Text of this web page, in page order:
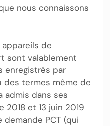
nous connaissons
appareils de
sont valablement
enregistrés par
des termes même de
admis dans ses
2018 et 13 juin 2019
demande PCT (qui